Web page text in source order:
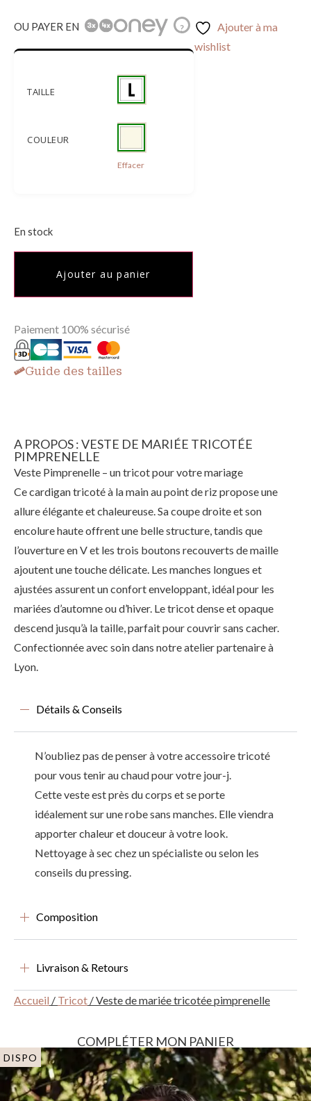
OU PAYER EN ?
TAILLE
COULEUR
Effacer
En stock
Ajouter au panier
Ajouter à ma
wishlist
Paiement 100% sécurisé
Guide des tailles
A PROPOS : VESTE DE MARIÉE TRICOTÉE
PIMPRENELLE
Veste Pimprenelle – un tricot pour votre mariage
Ce cardigan tricoté à la main au point de riz propose une
allure élégante et chaleureuse. Sa coupe droite et son
encolure haute offrent une belle structure, tandis que
l’ouverture en V et les trois boutons recouverts de maille
ajoutent une touche délicate. Les manches longues et
ajustées assurent un confort enveloppant, idéal pour les
mariées d’automne ou d’hiver. Le tricot dense et opaque
descend jusqu’à la taille, parfait pour couvrir sans cacher.
Confectionnée avec soin dans notre atelier partenaire à
Lyon.
Détails & Conseils
N’oubliez pas de penser à votre accessoire tricoté
pour vous tenir au chaud pour votre jour-j.
Cette veste est près du corps et se porte
idéalement sur une robe sans manches. Elle viendra
apporter chaleur et douceur à votre look.
Nettoyage à sec chez un spécialiste ou selon les
conseils du pressing.
Composition
Livraison & Retours
Accueil / Tricot / Veste de mariée tricotée pimprenelle
COMPLÉTER MON PANIER
DISPO